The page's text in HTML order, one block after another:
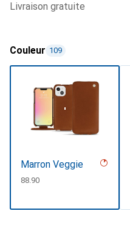
livraison gratuite
Couleur 109
Marron Veggie
CHF
88.90